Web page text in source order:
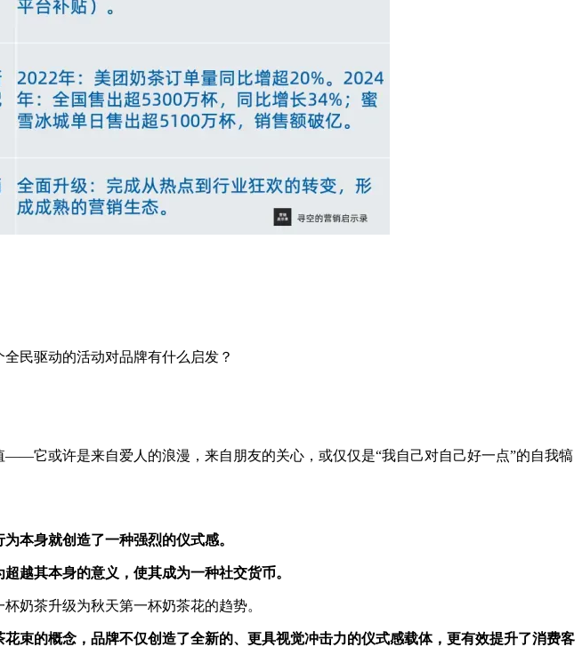
民驱动的活动对品牌有什么启发？
它或许是来自爱人的浪漫，来自朋友的关心，或仅仅是“我自己对自己好一点”的自我犒
本身就创造了一种强烈的仪式感。
越其本身的意义，使其成为一种社交货币。
奶茶升级为秋天第一杯奶茶花的趋势。
束的概念，品牌不仅创造了全新的、更具视觉冲击力的仪式感载体，更有效提升了消费客